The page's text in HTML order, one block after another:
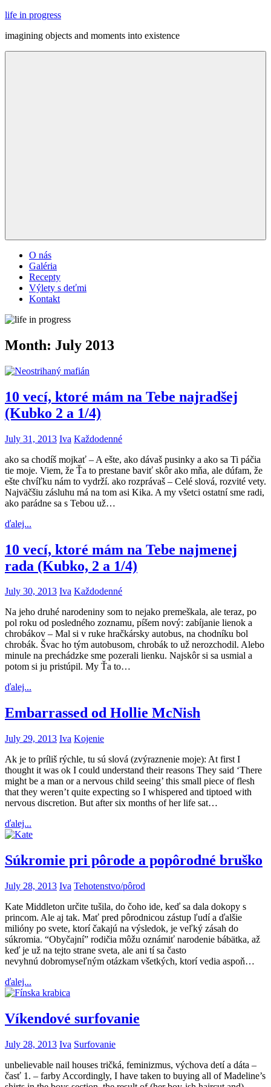
Skip
content
life in progress
imagining objects and moments into existence
O nás
Galéria
Recepty
Výlety s deťmi
Kontakt
Month: July 2013
10 vecí, ktoré mám na Tebe najradšej
(Kubko 2 a 1/4)
July 31, 2013 Iva Každodenné
ako sa chodíš mojkať – A ešte, ako dávaš pusinky a ako sa Ti páčia
tie moje. Viem, že Ťa to prestane baviť skôr ako mňa, ale dúfam, že
ešte chvíľku nám to vydrží. ako rozprávaš – Celé slová, rozvité vety.
Najväčšiu zásluhu má na tom asi Kika. A my všetci ostatní sme radi,
ako parádne sa s Tebou už…
ďalej...
10 vecí, ktoré mám na Tebe najmenej
rada (Kubko, 2 a 1/4)
July 30, 2013 Iva Každodenné
Na jeho druhé narodeniny som to nejako premeškala, ale teraz, po
pol roku od posledného zoznamu, píšem nový: zabíjanie lienok a
chrobákov – Mal si v ruke hračkársky autobus, na chodníku bol
chrobák. Švac ho tým autobusom, chrobák to už nerozchodil. Alebo
minule na prechádzke sme pozerali lienku. Najskôr si sa usmial a
potom si ju pristúpil. My Ťa to…
ďalej...
Embarrassed od Hollie McNish
July 29, 2013 Iva Kojenie
Ak je to príliš rýchle, tu sú slová (zvýraznenie moje): At first I
thought it was ok I could understand their reasons They said ‘There
might be a man or a nervous child seeing’ this small piece of flesh
that they weren’t quite expecting so I whispered and tiptoed with
nervous discretion. But after six months of her life sat…
ďalej...
Súkromie pri pôrode a popôrodné bruško
July 28, 2013 Iva Tehotenstvo/pôrod
Kate Middleton určite tušila, do čoho ide, keď sa dala dokopy s
princom. Ale aj tak. Mať pred pôrodnicou zástup ľudí a ďalšie
milióny po svete, ktorí čakajú na výsledok, je veľký zásah do
súkromia. “Obyčajní” rodičia môžu oznámiť narodenie bábätka, až
keď je už na tejto strane sveta, ale ani tí sa často
nevyhnú dobromyseľným otázkam všetkých, ktorí vedia aspoň…
ďalej...
Víkendové surfovanie
July 28, 2013 Iva Surfovanie
unbelievable nail houses tričká, feminizmus, výchova detí a dáta –
časť 1. – farby Accordingly, I have taken to buying all of Madeline’s